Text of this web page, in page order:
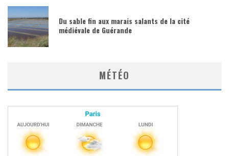
Du sable fin aux marais salants de la cité
médiévale de Guérande
MÉTÉO